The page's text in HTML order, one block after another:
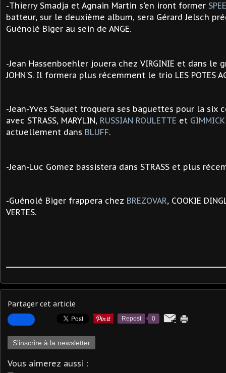
-Thierry Smadja et Agnain Martin s'en iront former
batteur, sur le deuxième album, sera Gérard Jelsch
Guénolé Biger au sein de ANGE.
-Jean Hassenboehler jouera chez VIRGINIE et dans le
JOHN'S. Il formera plus récemment le trio LES POTES
-Jean-Yves Saquet troquera ses baguettes pour la six
avec STRASS, MARYLIN, RUSSIAN ROULETTE et
actuellement dans BLUFF.
-Jean-Luc Gomez bassistera dans STRASS et plus
-Guénolé Biger frappera chez BREZOVAR, COOKIE
VERTES.
Partager cet article
Repost 0
S'inscrire à la newsletter
Vous aimerez aussi :